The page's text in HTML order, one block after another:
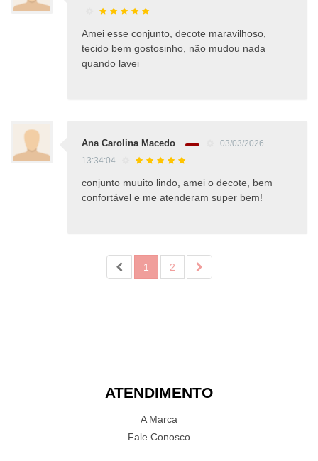
Amei esse conjunto, decote maravilhoso,
tecido bem gostosinho, não mudou nada
quando lavei
Ana Carolina Macedo
03/03/2026
13:34:04
conjunto muuito lindo, amei o decote, bem
confortável e me atenderam super bem!
1 2
ATENDIMENTO
A Marca
Fale Conosco